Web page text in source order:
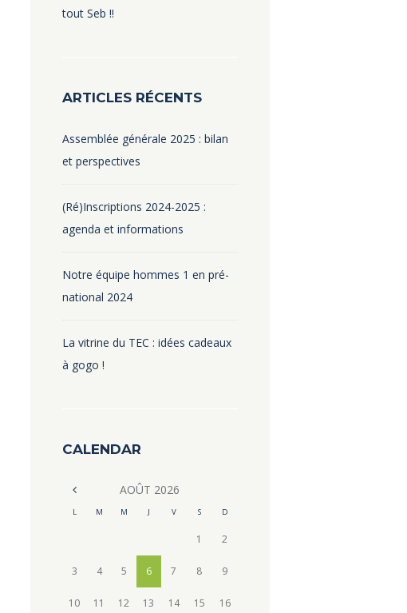
tout Seb !!
ARTICLES RÉCENTS
Assemblée générale 2025 : bilan
et perspectives
(Ré)Inscriptions 2024-2025 :
agenda et informations
Notre équipe hommes 1 en pré-
national 2024
La vitrine du TEC : idées cadeaux
à gogo !
CALENDAR
AOÛT 2026
L M M J V S D
1 2
3 4 5 6 7 8 9
10 11 12 13 14 15 16